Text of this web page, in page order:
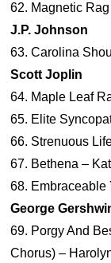
62. Magnetic
J.P. Johnson
63. Carolina
Scott Joplin
64. Maple Leaf
65. Elite
66. Strenuous
67. Bethena –
68. Embraceable
George
69. Porgy And
Chorus) –